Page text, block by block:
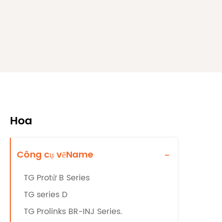
Hoa
Công cụ vẽName -
TG Protử B Series
TG series D
TG Prolinks BR-INJ Series.